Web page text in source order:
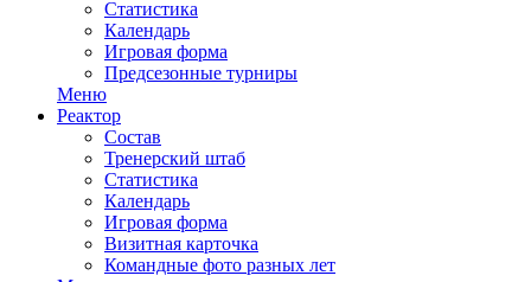
Статистика
Календарь
Игровая форма
Предсезонные турниры
Меню
Реактор
Состав
Тренерский штаб
Статистика
Календарь
Игровая форма
Визитная карточка
Командные фото разных лет